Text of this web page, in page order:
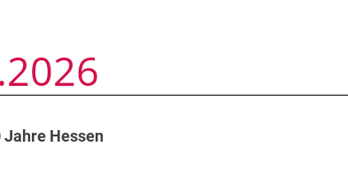
Hessen